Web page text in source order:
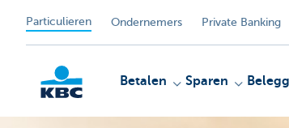
Particulieren Ondernemers Private Banking
Betalen Sparen